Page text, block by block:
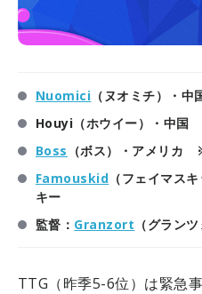
Nuomici （ヌオミチ）・中
Houyi（ホウイー）・中
Boss （ボス）・アメリカ
Famouskid （フェイマス
キー
監督： Granzort （グラン
TTG（昨季5-6位）は緊急